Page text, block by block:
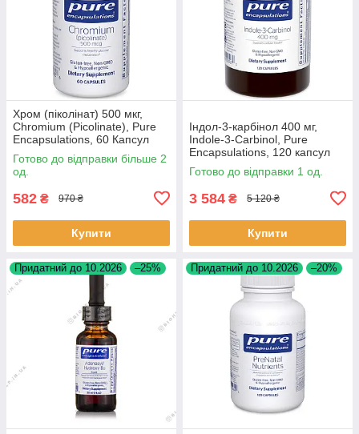
Хром (піколінат) 500 мкг,
Chromium (Picolinate), Pure
Encapsulations, 60 Капсул
BX198
Готово до відправки більше 2
од.
582 ₴ 970 ₴
Купити
Індол-3-карбінол 400 мг,
Indole-3-Carbinol, Pure
Encapsulations, 120 капсул
BX004
Готово до відправки 1 од.
3 584 ₴ 5 120 ₴
Купити
Придатний до 10.2026 –25% Придатний до 10.2026 –20%